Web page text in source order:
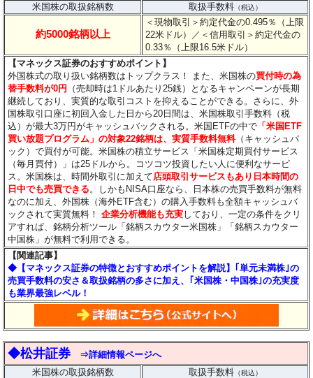
米国株の取扱銘柄数
取扱手数料（税込）
約5000銘柄以上
＜現物取引＞約定代金の0.495％（上限
22米ドル）
／＜信用取引＞約定代金の
0.33％（上限16.5米ドル）
【マネックス証券のおすすめポイント】
外国株式の取り扱い銘柄数はトップクラス！ また、米国株の買付時の為
替手数料が0円 （売却時は1ドルあたり25銭）となるキャンペーンが長期
継続しており、実質的な取引コストを抑えることができる。さらに、外
国株取引口座に初回入金した日から20日間は、米国株取引手数料（税
込）が最大3万円がキャッシュバックされる。米国ETFの中で 「米国ETF
買い放題プログラム」の対象22銘柄は、実質手数料無料（キャッシュバ
ック）で買付が可能。米国株の積立サービス「米国株定期買付サービス
（毎月買付）」は25ドルから。コツコツ投資したい人に便利なサービ
ス。米国株は、時間外取引に加えて 店頭取引サービスもあり日本時間の
日中でも売買できる 。しかもNISA口座なら、日本株の売買手数料が無料
なのに加え、外国株（海外ETF含む）の購入手数料も全額キャッシュバ
ックされて実質無料！企業分析機能も充実しており、一定の条件をクリ
アすれば、銘柄分析ツール「銘柄スカウター米国株」「銘柄スカウター
中国株」が無料で利用できる。
【関連記事】
◆【マネックス証券の特徴とおすすめポイントを解説】｢単元未満株｣の
売買手数料の安さ＆取扱銘柄の多さに加え、｢米国株・中国株｣の充実度
も業界最強レベル！
◆松井証券
⇒詳細情報ページへ
米国株の取扱銘柄数
取扱手数料（税込）